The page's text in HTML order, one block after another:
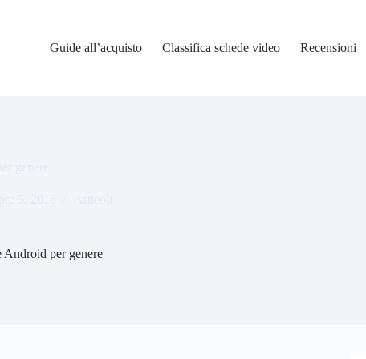
Guide all’acquisto
Classifica schede video Recensioni
per genere